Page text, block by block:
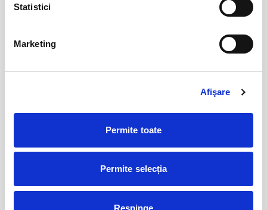
Statistici
Marketing
Afişare
Permite toate
Permite selecția
Respinge
indiferent de varsta. (Mai putin cazurile unde este specificata gratuitate
Va rugam sa respectati orele de acces in sala de spectacol sau in locul
de desfasurare a evenimentului inscriptionate pe bilet, pentru a evita
sept
BILETE